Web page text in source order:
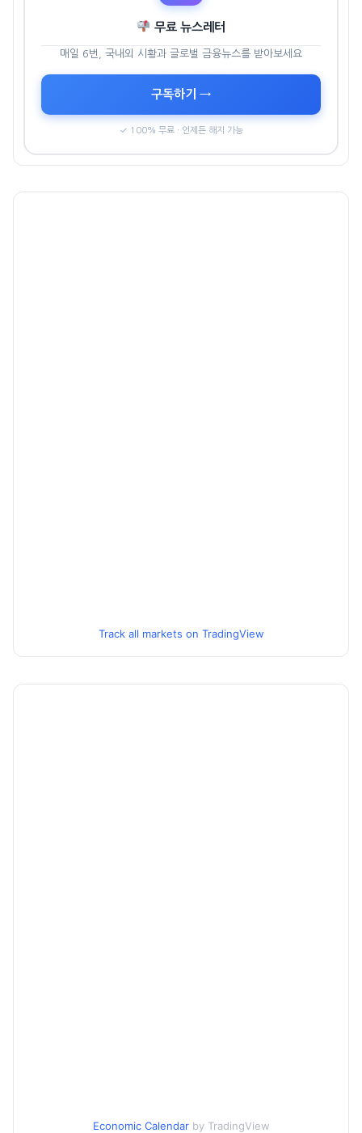
무료 뉴스레터
매일 6번, 국내외 시황과 글로벌 금융뉴스를 받아보세요
구독하기 →
✓ 100% 무료 · 언제든 해지 가능
Track all markets on TradingView
Economic Calendar by TradingView